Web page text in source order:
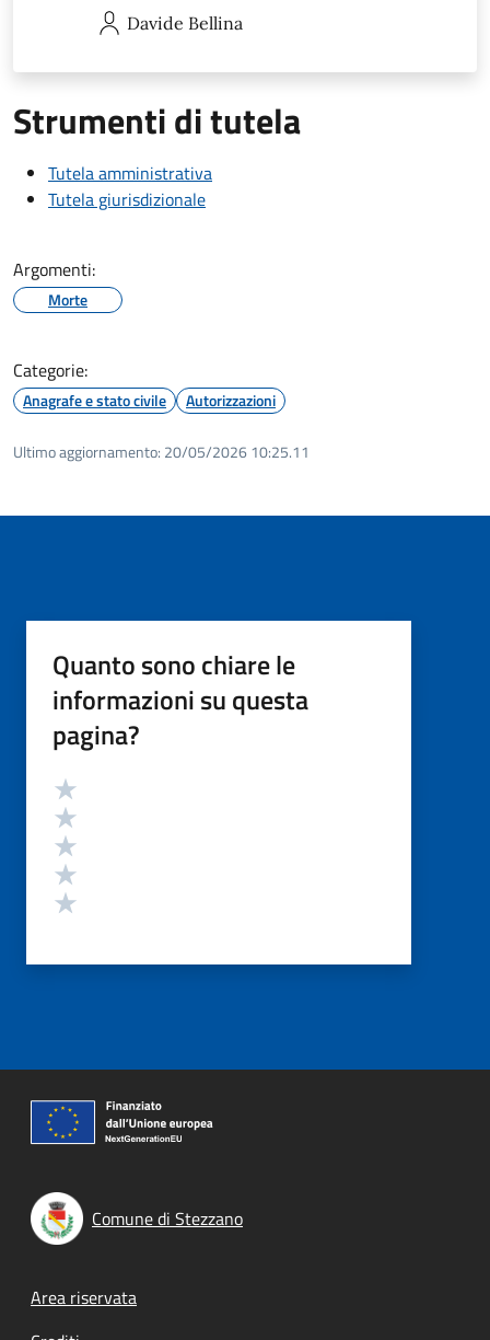
Davide Bellina
Strumenti di tutela
Tutela amministrativa
Tutela giurisdizionale
Argomenti:
Morte
Categorie:
Anagrafe e stato civile Autorizzazioni
Ultimo aggiornamento: 20/05/2026 10:25.11
Quanto sono chiare le
informazioni su questa
pagina?
Valutazione
Comune di Stezzano
Footer menu
Area riservata